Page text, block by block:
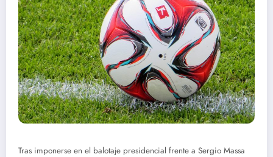
Tras imponerse en el balotaje presidencial frente a Sergio Massa